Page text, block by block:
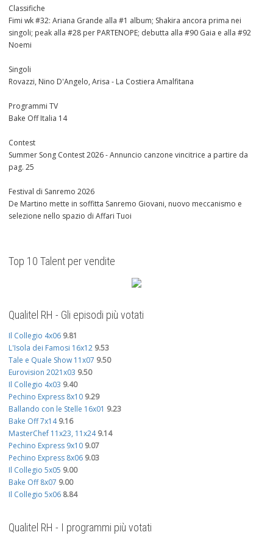
Classifiche
Fimi wk #32: Ariana Grande alla #1 album; Shakira ancora prima nei
singoli; peak alla #28 per PARTENOPE; debutta alla #90 Gaia e alla #92
Noemi
Singoli
Rovazzi, Nino D'Angelo, Arisa - La Costiera Amalfitana
Programmi TV
Bake Off Italia 14
Contest
Summer Song Contest 2026 - Annuncio canzone vincitrice a partire da
pag. 25
Festival di Sanremo 2026
De Martino mette in soffitta Sanremo Giovani, nuovo meccanismo e
selezione nello spazio di Affari Tuoi
Top 10 Talent per vendite
Qualitel RH - Gli episodi più votati
Il Collegio 4x06 9.81
L'Isola dei Famosi 16x12 9.53
Tale e Quale Show 11x07 9.50
Eurovision 2021x03 9.50
Il Collegio 4x03 9.40
Pechino Express 8x10 9.29
Ballando con le Stelle 16x01 9.23
Bake Off 7x14 9.16
MasterChef 11x23, 11x24 9.14
Pechino Express 9x10 9.07
Pechino Express 8x06 9.03
Il Collegio 5x05 9.00
Bake Off 8x07 9.00
Il Collegio 5x06 8.84
Qualitel RH - I programmi più votati